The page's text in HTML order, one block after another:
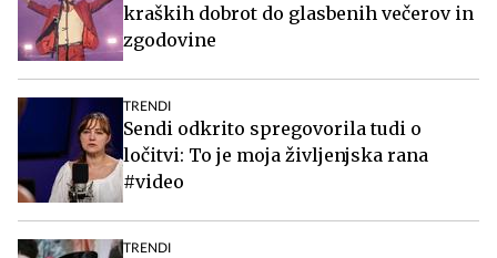
kraških dobrot do glasbenih večerov in
zgodovine
TRENDI
Sendi odkrito spregovorila tudi o
ločitvi: To je moja življenjska rana
#video
TRENDI